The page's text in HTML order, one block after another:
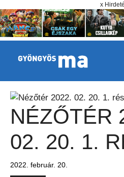
x
NÉZŐTÉR
02. 20. 1.
2022. február. 20.